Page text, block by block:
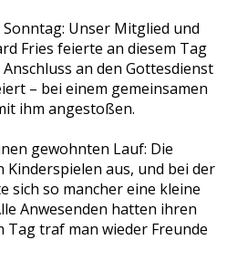
Unser Mitglied und
Fries feierte an diesem Tag
an den Gottesdienst
– bei einem gemeinsamen
ihm angestoßen.
gewohnten Lauf: Die
Kinderspielen aus, und bei der
sich so mancher eine kleine
Anwesenden hatten ihren
Tag traf man wieder Freunde